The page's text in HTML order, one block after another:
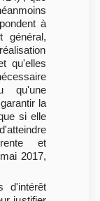
à
général,
qu'elles
qu'une
la
si elle
et
2017,
d'intérêt